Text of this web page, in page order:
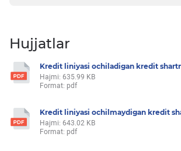
Hujjatlar
Kredit liniyasi ochiladigan kredit
Hajmi: 635.99 KB
Format: pdf
Kredit liniyasi ochilmaydigan kredit
Hajmi: 643.02 KB
Format: pdf